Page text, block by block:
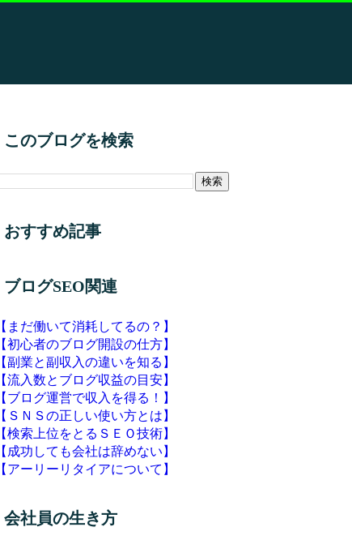
このブログを検索
おすすめ記事
ブログSEO関連
【まだ働いて消耗してるの？】
【初心者のブログ開設の仕方】
【副業と副収入の違いを知る】
【流入数とブログ収益の目安】
【ブログ運営で収入を得る！】
【ＳＮＳの正しい使い方とは】
【検索上位をとるＳＥＯ技術】
【成功しても会社は辞めない】
【アーリーリタイアについて】
会社員の生き方